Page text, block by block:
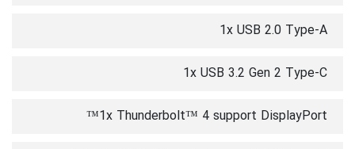
1x USB 2.0 Type-A
1x USB 3.2 Gen 2 Type-C
1x Thunderbolt™ 4 support DisplayPort™